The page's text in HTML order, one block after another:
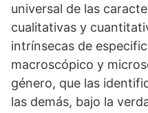
universal de las
cualitativas y
intrínsecas de
macroscópico y
género, que las
las demás, bajo la